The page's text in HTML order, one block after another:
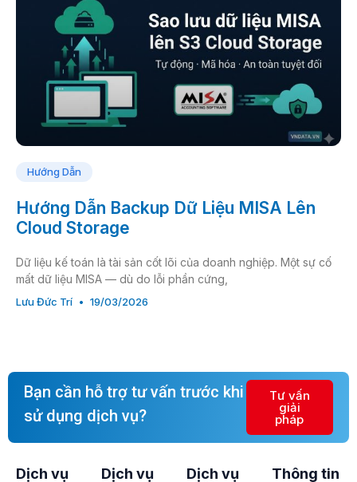
Hướng Dẫn
Hướng Dẫn Backup Dữ Liệu MISA Lên
Cloud Storage
Dữ liệu kế toán là tài sản cốt lõi của doanh nghiệp. Một sự cố
mất dữ liệu MISA — dù do lỗi phần cứng,
Lưu Đức Trí 19/03/2026
Bạn cần hỗ trợ tư vấn trước khi
sử dụng dịch vụ?
Tư vấn
giải
pháp
Dịch vụ
Dịch vụ
Dịch vụ
Thông tin